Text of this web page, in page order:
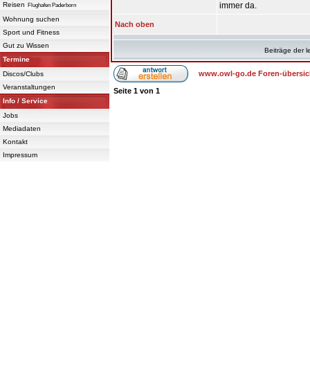
Reisen Flughafen Paderborn
Wohnung suchen
Sport und Fitness
Gut zu Wissen
Termine
Discos/Clubs
Veranstaltungen
Info / Service
Jobs
Mediadaten
Kontakt
Impressum
immer da.
Nach oben
Beiträge der
www.owl-go.de Foren-
Seite 1 von 1